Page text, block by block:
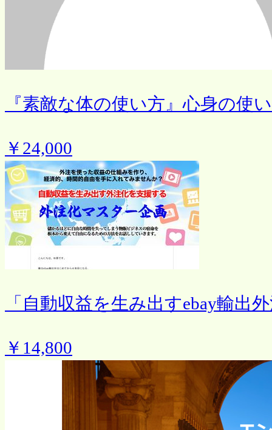
『素敵な体の使い方』心身の使
￥24,000
「自動収益を生み出すebay輸出
￥14,800